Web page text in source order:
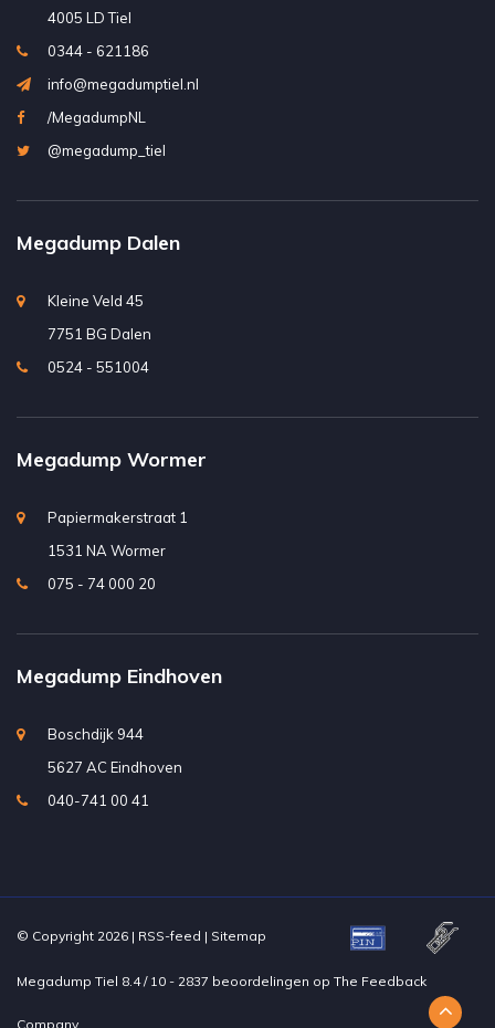
4005 LD Tiel
0344 - 621186
info@megadumptiel.nl
/MegadumpNL
@megadump_tiel
Megadump Dalen
Kleine Veld 45
7751 BG Dalen
0524 - 551004
Megadump Wormer
Papiermakerstraat 1
1531 NA Wormer
075 - 74 000 20
Megadump Eindhoven
Boschdijk 944
5627 AC Eindhoven
040-741 00 41
© Copyright 2026 | RSS-feed | Sitemap
Megadump Tiel 8.4/ 10 - 2837 beoordelingen op The Feedback
Company